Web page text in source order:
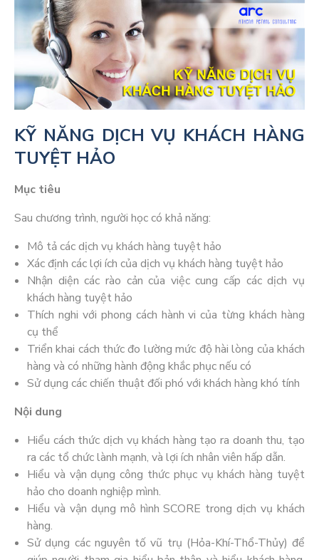
KỸ NĂNG DỊCH VỤ KHÁCH HÀNG
TUYỆT HẢO
Mục tiêu
Sau chương trình, người học có khả năng:
Mô tả các dịch vụ khách hàng tuyệt hảo
Xác định các lợi ích của dịch vụ khách hàng tuyệt hảo
Nhận diện các rào cản của việc cung cấp các dịch vụ
khách hàng tuyệt hảo
Thích nghi với phong cách hành vi của từng khách hàng
cụ thể
Triển khai cách thức đo lường mức độ hài lòng của khách
hàng và có những hành động khắc phục nếu có
Sử dụng các chiến thuật đối phó với khách hàng khó tính
Nội dung
Hiểu cách thức dịch vụ khách hàng tạo ra doanh thu, tạo
ra các tổ chức lành mạnh, và lợi ích nhân viên hấp dẫn.
Hiểu và vận dụng công thức phục vụ khách hàng tuyệt
hảo cho doanh nghiệp mình.
Hiểu và vận dụng mô hình SCORE trong dịch vụ khách
hàng.
Sử dụng các nguyên tố vũ trụ (Hỏa-Khí-Thổ-Thủy) để